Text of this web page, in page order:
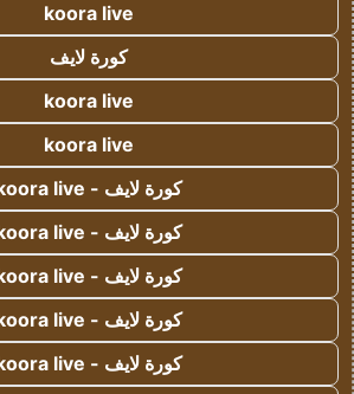
koora live
كورة لايف
koora live
koora live
كورة لايف - koora live
كورة لايف - koora live
كورة لايف - koora live
كورة لايف - koora live
كورة لايف - koora live